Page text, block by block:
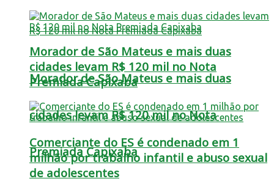
Morador de São Mateus e mais duas
cidades levam R$ 120 mil no Nota
Premiada Capixaba
Morador de São Mateus e mais duas
cidades levam R$ 120 mil no Nota
Premiada Capixaba
Comerciante do ES é condenado em 1
milhão por trabalho infantil e abuso sexual
de adolescentes